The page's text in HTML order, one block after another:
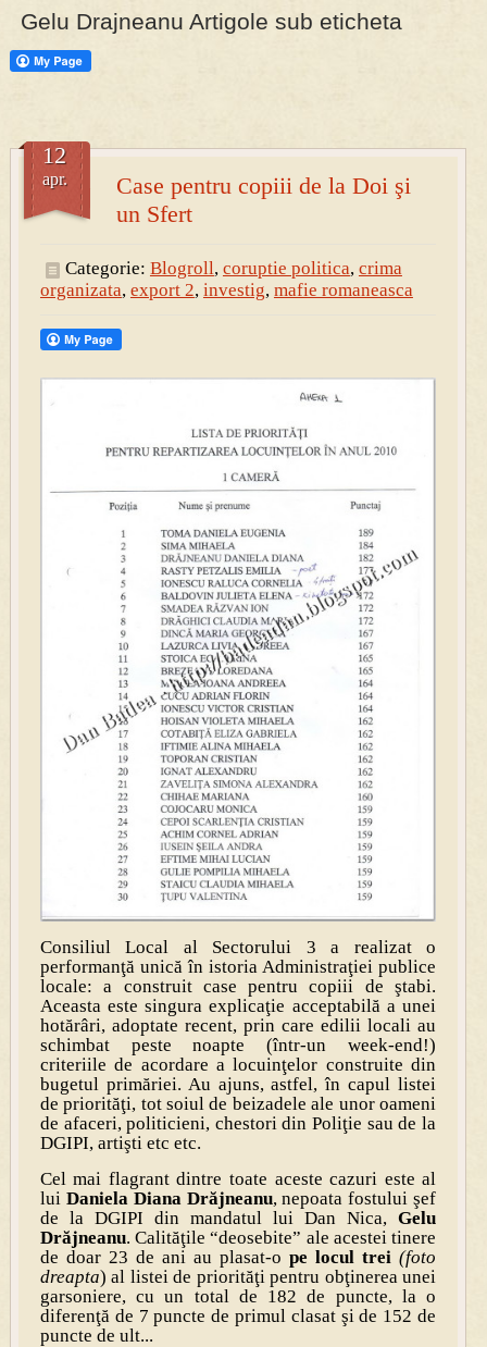
Gelu Drajneanu Artigole sub eticheta
Case pentru copiii de la Doi şi
un Sfert
12
apr.
Categorie: Blogroll, coruptie politica, crima
organizata, export 2, investig, mafie romaneasca
Consiliul Local al Sectorului 3 a realizat o
performanţă unică în istoria Administraţiei publice
locale: a construit case pentru copiii de ştabi.
Aceasta este singura explicaţie acceptabilă a unei
hotărâri, adoptate recent, prin care edilii locali au
schimbat peste noapte (într-un week-end!)
criteriile de acordare a locuinţelor construite din
bugetul primăriei. Au ajuns, astfel, în capul listei
de priorităţi, tot soiul de beizadele ale unor oameni
de afaceri, politicieni, chestori din Poliţie sau de la
DGIPI, artişti etc etc.
Cel mai flagrant dintre toate aceste cazuri este al
lui Daniela Diana Drăjneanu, nepoata fostului şef
de la DGIPI din mandatul lui Dan Nica,Gelu
Drăjneanu. Calităţile “deosebite” ale acestei tinere
de doar 23 de ani au plasat-ope locul trei (foto
dreapta) al listei de priorităţi pentru obţinerea unei
garsoniere, cu un total de 182 de puncte, la o
diferenţă de 7 puncte de primul clasat şi de 152 de
puncte de ult...